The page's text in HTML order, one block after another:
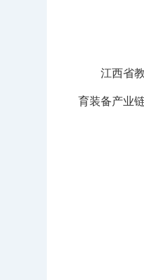
江西省教
育装备产业链